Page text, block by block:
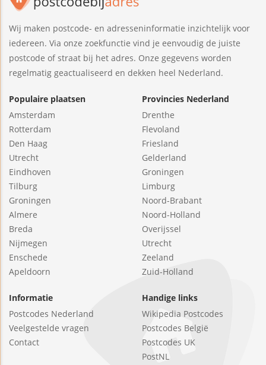
Wij maken postcode- en adresseninformatie inzichtelijk voor
iedereen. Via onze zoekfunctie vind je eenvoudig de juiste
postcode of straat bij het adres. Onze gegevens worden
regelmatig geactualiseerd en dekken heel Nederland.
Populaire plaatsen
Amsterdam
Rotterdam
Den Haag
Utrecht
Eindhoven
Tilburg
Groningen
Almere
Breda
Nijmegen
Enschede
Apeldoorn
Provincies Nederland
Drenthe
Flevoland
Friesland
Gelderland
Groningen
Limburg
Noord-Brabant
Noord-Holland
Overijssel
Utrecht
Zeeland
Zuid-Holland
Informatie
Postcodes Nederland
Veelgestelde vragen
Contact
Handige links
Wikipedia Postcodes
Postcodes België
Postcodes UK
PostNL